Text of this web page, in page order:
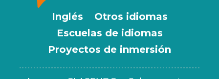
Inglés
Otros idiomas
Escuelas de idiomas
Proyectos de inmersión